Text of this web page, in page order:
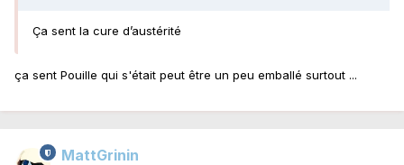
Ça sent la cure d’austérité
ça sent Pouille qui s'était peut être un peu emballé surtout ...
MattGrinin